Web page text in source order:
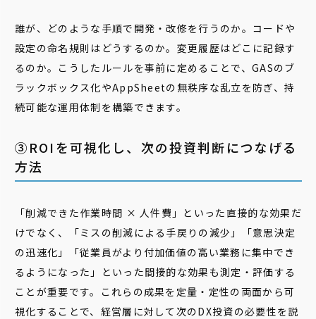
誰が、どのような手順で開発・改修を行うのか。コードや
設定の命名規則はどうするのか。変更履歴はどこに記録す
るのか。こうしたルールを事前に定めることで、GASのブ
ラックボックス化やAppSheetの無秩序な乱立を防ぎ、持
続可能な運用体制を構築できます。
③ROIを可視化し、次の投資判断につなげる
方法
「削減できた作業時間 × 人件費」といった直接的な効果だ
けでなく、「ミスの削減による手戻りの減少」「意思決定
の迅速化」「従業員がより付加価値の高い業務に集中でき
るようになった」といった間接的な効果も測定・評価する
ことが重要です。これらの成果を定量・定性の両面から可
視化することで、経営層に対して次のDX投資の必要性を説